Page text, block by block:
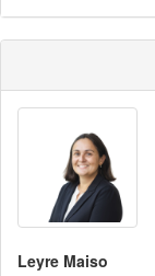
Leyre Maiso